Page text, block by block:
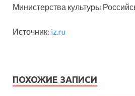
Министерства культуры
Источник: iz.ru
ПОХОЖИЕ ЗАПИСИ